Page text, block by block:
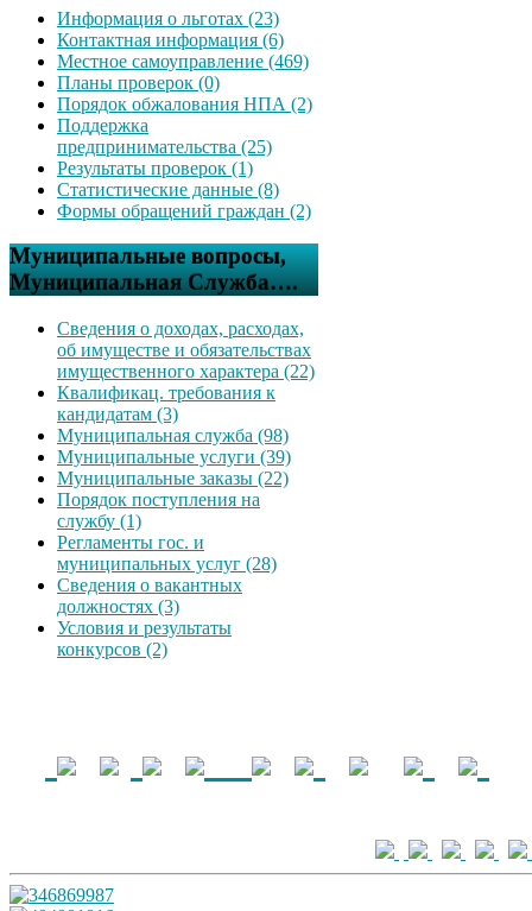
Информация о льготах (23)
Контактная информация (6)
Местное самоуправление (469)
Планы проверок (0)
Порядок обжалования НПА (2)
Поддержка
предпринимательства (25)
Результаты проверок (1)
Статистические данные (8)
Формы обращений граждан (2)
Муниципальные вопросы,
Муниципальная Служба….
Сведения о доходах, расходах,
об имуществе и обязательствах
имущественного характера (22)
Квалификац. требования к
кандидатам (3)
Муниципальная служба (98)
Муниципальные услуги (39)
Муниципальные заказы (22)
Порядок поступления на
службу (1)
Регламенты гос. и
муниципальных услуг (28)
Сведения о вакантных
должностях (3)
Условия и результаты
конкурсов (2)